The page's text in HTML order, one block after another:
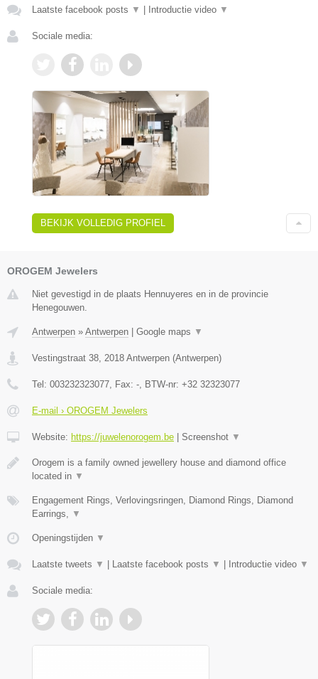
Laatste facebook posts ▼ Introductie video ▼
Sociale media:
BEKIJK VOLLEDIG PROFIEL
OROGEM Jewelers
Niet gevestigd in de plaats Hennuyeres en in de provincie
Henegouwen.
Antwerpen » Antwerpen Google maps ▼
Vestingstraat 38 2018 Antwerpen (Antwerpen)
Tel: 003232323077 , Fax: - , BTW-nr: +32 32323077
E-mail › OROGEM Jewelers
Website: https://juwelenorogem.be Screenshot ▼
Orogem is a family owned jewellery house and diamond office
located in ▼
Engagement Rings, Verlovingsringen, Diamond Rings, Diamond
Earrings,
▼
Openingstijden ▼
Laatste tweets ▼ Laatste facebook posts ▼ Introductie video ▼
Sociale media: